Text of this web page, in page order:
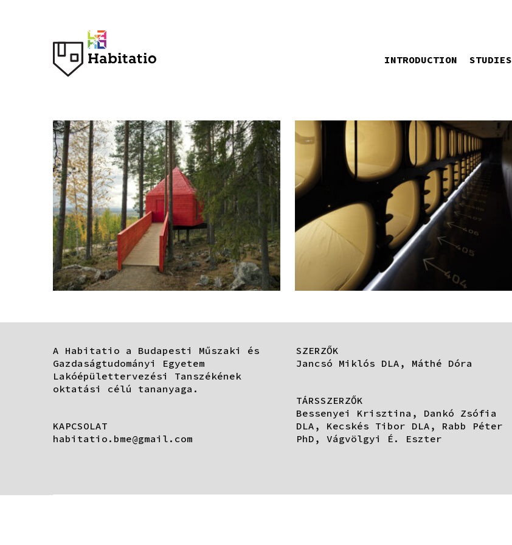
INTRODUCTION STUDIES
A Habitatio a Budapesti Műszaki és
Gazdaságtudományi Egyetem
Lakóépülettervezési Tanszékének
oktatási célú tananyaga.
KAPCSOLAT
habitatio.bme@gmail.com
SZERZŐK
Jancsó Miklós DLA, Máthé Dóra
TÁRSSZERZŐK
Bessenyei Krisztina, Dankó Zsófia
DLA, Kecskés Tibor DLA, Rabb Péter
PhD, Vágvölgyi É. Eszter